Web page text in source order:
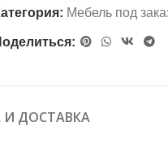
Мебель под
И ДОСТАВКА